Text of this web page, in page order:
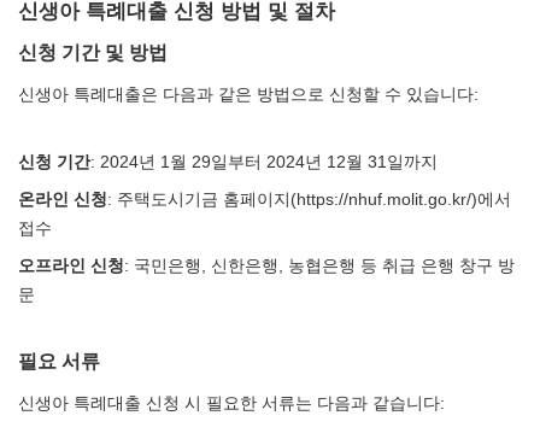
신생아 특례대출 신청 방법 및 절차
신청 기간 및 방법
신생아 특례대출은 다음과 같은 방법으로 신청할 수 있습니다:
신청 기간: 2024년 1월 29일부터 2024년 12월 31일까지
온라인 신청: 주택도시기금 홈페이지(https://nhuf.molit.go.kr/)에서
접수
오프라인 신청: 국민은행, 신한은행, 농협은행 등 취급 은행 창구 방
문
필요 서류
신생아 특례대출 신청 시 필요한 서류는 다음과 같습니다: